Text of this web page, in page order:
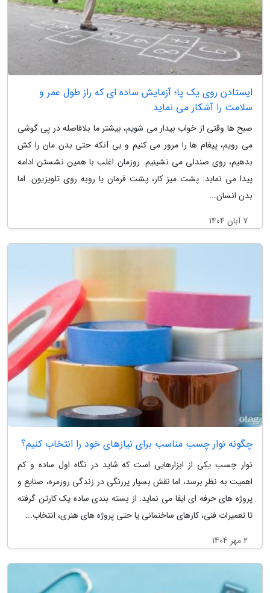
ایستادن روی یک پا؛ آزمایش ساده ای که راز طول عمر و
سلامت را آشکار می نماید
صبح ها وقتی از خواب بیدار می شویم، بیشتر ما بلافاصله در پی گوشی
می رویم، پیغام ها را مرور می کنیم و بی آنکه حتی بدن مان را کش
بدهیم، روی صندلی می نشینیم. روزمان اغلب با همین نشستن ادامه
پیدا می نماید: پشت میز کار، پشت فرمان یا روبه روی تلویزیون. اما
بدن انسان...
7 آبان 1404
چگونه نوار چسب مناسب برای نیازهای خود را انتخاب کنیم؟
نوار چسب یکی از ابزارهایی است که شاید در نگاه اول ساده و کم
اهمیت به نظر برسد، اما نقش بسیار پررنگی در زندگی روزمره، صنایع و
پروژه های حرفه ای ایفا می نماید. از بسته بندی ساده یک کارتن گرفته
تا تعمیرات فنی، کارهای ساختمانی یا حتی پروژه های هنری، انتخاب...
2 مهر 1404